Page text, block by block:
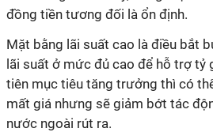
đồng tiền tương đối là ổn định.
Mặt bằng lãi suất cao là điều bắt
lãi suất ở mức đủ cao để hỗ trợ tỷ
tiên mục tiêu tăng trưởng thì có
mất giá nhưng sẽ giảm bớt tác
nước ngoài rút ra.